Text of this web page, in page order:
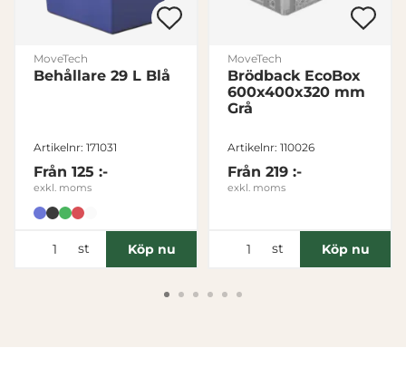
MoveTech
Behållare 29 L Blå
Artikelnr: 171031
Från 125 :-
exkl. moms
st Köp nu
MoveTech
Brödback EcoBox
600x400x320 mm
Grå
Artikelnr: 110026
Från 219 :-
exkl. moms
st Köp nu